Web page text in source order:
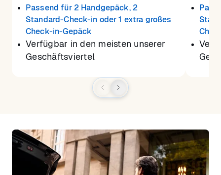
Passend für 2 Handgepäck, 2
Standard-Check-in oder 1 extra großes
Check-in-Gepäck
Verfügbar in den meisten unserer
Geschäftsviertel